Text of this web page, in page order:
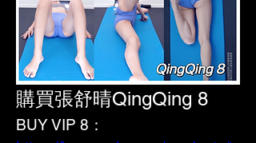
購買張舒晴QingQing 8
BUY VIP 8：